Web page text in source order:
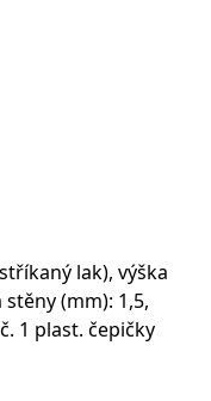
lak), výška
(mm): 1,5,
1 plast. čepičky